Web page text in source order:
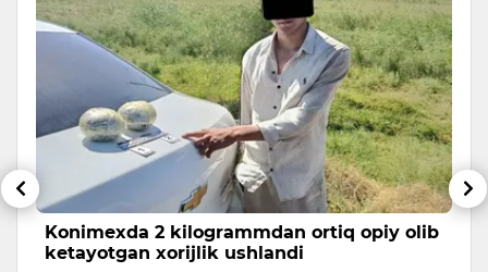
Konimexda 2 kilogrammdan ortiq opiy olib
ketayotgan xorijlik ushlandi